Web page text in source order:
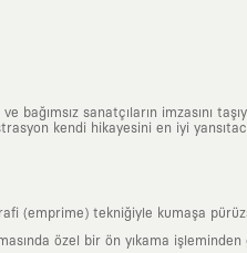
bağımsız sanatçıların imzasını
kendi hikayesini en iyi
(emprime) tekniğiyle kumaşa
özel bir ön yıkama işleminden